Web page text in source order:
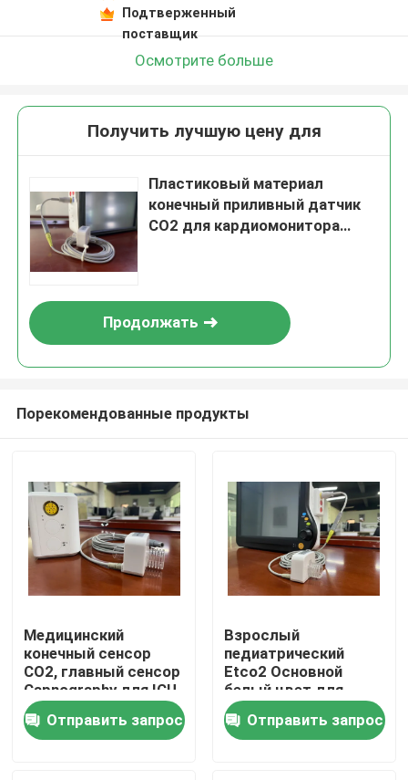
Дом
Продукты
Подтверженный
поставщик
Осмотрите больше
Получить лучшую цену для
Пластиковый материал
конечный приливный датчик
CO2 для кардиомонитора
Продолжать
Порекомендованные продукты
Медицинский
конечный сенсор
CO2, главный сенсор
Capnography для ICU
CCU OR
Отправить запрос
Взрослый
педиатрический
Etco2 Основной
белый цвет для
кардиомонитора
Отправить запрос